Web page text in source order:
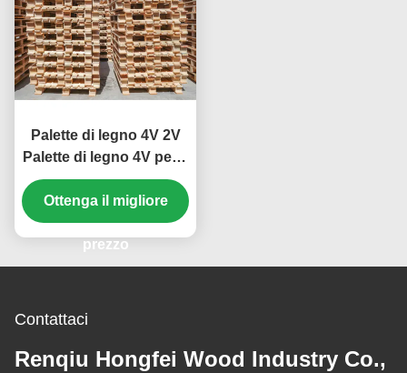
Palette di legno 4V 2V
Palette di legno 4V per il
trasporto di merci
Ottenga il migliore
prezzo
Contattaci
Renqiu Hongfei Wood Industry Co.,